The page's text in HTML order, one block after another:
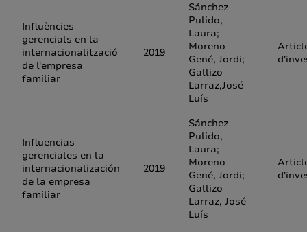
Influències
gerencials en la
internacionalització
de l'empresa
familiar
2019
Sánchez
Pulido,
Laura;
Moreno
Gené, Jordi;
Gallizo
Larraz,José
Luís
Influencias
gerenciales en la
internacionalización
de la empresa
familiar
2019
Sánchez
Pulido,
Laura;
Moreno
Gené, Jordi;
Gallizo
Larraz, José
Luís